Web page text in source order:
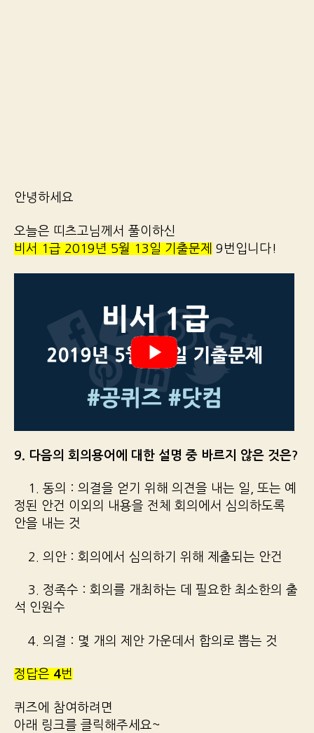
안녕하세요
오늘은 띠츠고님께서 풀이하신
비서 1급 2019년 5월 13일 기출문제
9번입니다!
9. 다음의 회의용어에 대한 설명 중 바르지 않은 것은?
1. 동의 : 의결을 얻기 위해 의견을 내는 일, 또는 예
정된 안건 이외의 내용을 전체 회의에서 심의하도록
안을 내는 것
2. 의안 : 회의에서 심의하기 위해 제출되는 안건
3. 정족수 : 회의를 개최하는 데 필요한 최소한의 출
석 인원수
4. 의결 : 몇 개의 제안 가운데서 합의로 뽑는 것
정답은 4번
퀴즈에 참여하려면
아래 링크를 클릭해주세요~